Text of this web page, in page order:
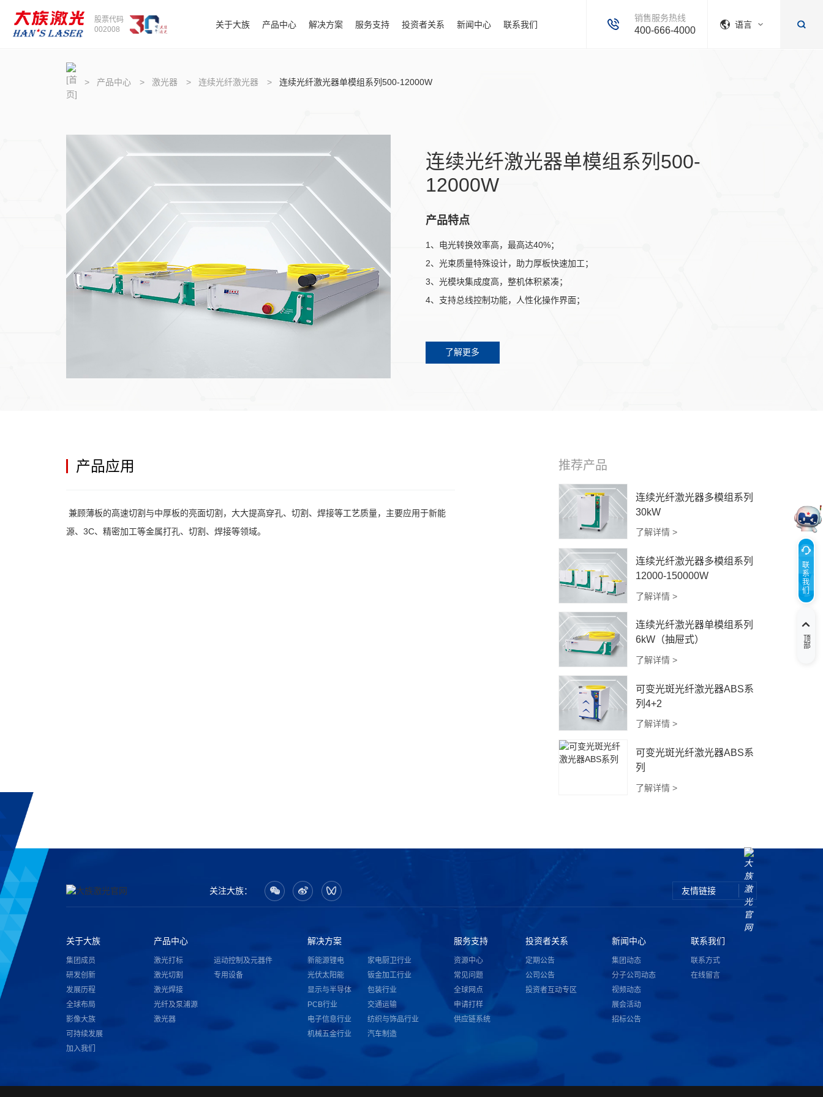
股票代码
002008
关于大族 产品中心 解决方案 服务支持 投资者关系 新闻中心 联系我们
销售服务热线
400-666-4000
语言
> 产品中心 > 激光器 > 连续光纤激光器 > 连续光纤激光器单模组系列500-12000W
连续光纤激光器单模组系列500-
12000W
产品特点
1、电光转换效率高，最高达40%；
2、光束质量特殊设计，助力厚板快速加工；
3、光模块集成度高，整机体积紧凑；
4、支持总线控制功能，人性化操作界面；
了解更多
产品应用
兼顾薄板的高速切割与中厚板的亮面切割，大大提高穿孔、切割、焊接等工艺质量，主要应用于新能
源、3C、精密加工等金属打孔、切割、焊接等领域。
推荐产品
连续光纤激光器多模组系列
30kW
了解详情 >
连续光纤激光器多模组系列
12000-150000W
了解详情 >
连续光纤激光器单模组系列
6kW（抽屉式）
了解详情 >
可变光斑光纤激光器ABS系
列4+2
了解详情 >
可变光斑光纤激光器ABS系
列
了解详情 >
关注大族： 友情链接
关于大族
集团成员
研发创新
发展历程
全球布局
影像大族
可持续发展
加入我们
产品中心
激光打标
激光切割
激光焊接
光纤及泵浦源
激光器
运动控制及元器件
专用设备
解决方案
新能源锂电
光伏太阳能
显示与半导体
PCB行业
电子信息行业
机械五金行业
家电厨卫行业
钣金加工行业
包装行业
交通运输
纺织与饰品行业
汽车制造
服务支持
资源中心
常见问题
全球网点
申请打样
供应链系统
投资者关系
定期公告
公司公告
投资者互动专区
新闻中心
集团动态
分子公司动态
视频动态
展会活动
招标公告
联系我们
联系方式
在线留言
联
系
我
们
顶部